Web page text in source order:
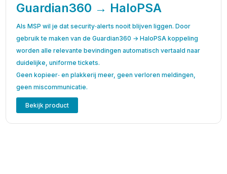
Guardian360 → HaloPSA
Als MSP wil je dat security‑alerts nooit blijven liggen. Door
gebruik te maken van de Guardian360 → HaloPSA koppeling
worden alle relevante bevindingen automatisch vertaald naar
duidelijke, uniforme tickets.
Geen kopieer‑ en plakkerij meer, geen verloren meldingen,
geen miscommunicatie.
Bekijk product